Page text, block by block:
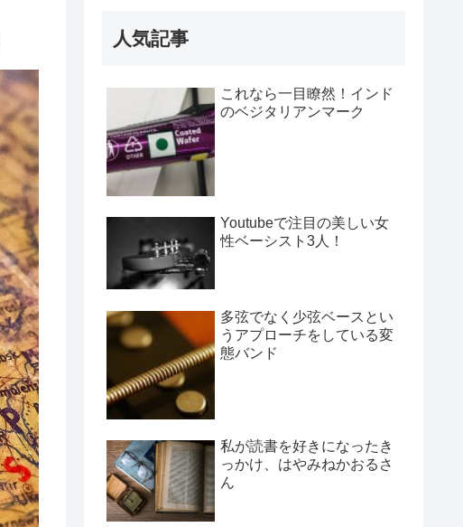
人気記事
これなら一目瞭然！インド
のベジタリアンマーク
Youtubeで注目の美しい女
性ベーシスト3人！
多弦でなく少弦ベースとい
うアプローチをしている変
態バンド
私が読書を好きになったき
っかけ、はやみねかおるさ
ん